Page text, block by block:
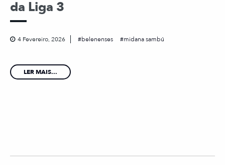
da Liga 3
4 Fevereiro, 2026 belenenses midana sambú
LER MAIS...